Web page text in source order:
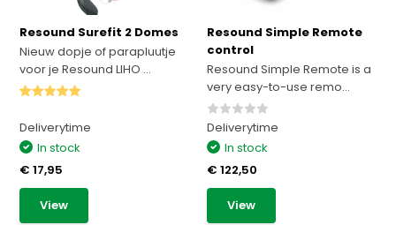
Resound Surefit 2 Domes
Nieuw dopje of parapluutje
voor je Resound LIHO ...
Deliverytime
In stock
€ 17,95
View
Resound Simple Remote
control
Resound Simple Remote is a
very easy-to-use remo...
Deliverytime
In stock
€ 122,50
View